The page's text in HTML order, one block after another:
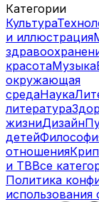
Категории
Культура
и иллюстрация
красотаМузыка
окружающая
средаНаука
литература
жизниДизайн
детей
отношения
и ТВВсе
Политика
использования